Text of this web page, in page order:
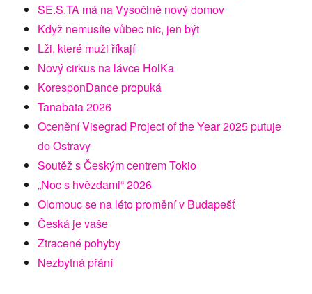
SE.S.TA má na Vysočině nový domov
Když nemusíte vůbec nic, jen být
Lži, které muži říkají
Nový cirkus na lávce HolKa
KoresponDance propuká
Tanabata 2026
Ocenění Visegrad Project of the Year 2025 putuje
do Ostravy
Soutěž s Českým centrem Tokio
„Noc s hvězdami“ 2026
Olomouc se na léto promění v Budapešť
Česká je vaše
Ztracené pohyby
Nezbytná přání